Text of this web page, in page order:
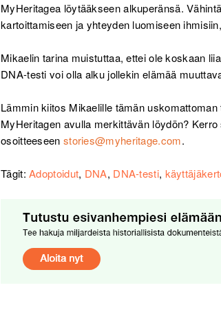
MyHeritagea löytääkseen alkuperänsä.
kartoittamiseen ja yhteyden luomiseen
Mikaelin tarina muistuttaa, ettei ole koskaan
DNA-testi voi olla alku jollekin elämää
Lämmin kiitos Mikaelille tämän
MyHeritagen avulla merkittävän löydön?
osoitteeseen stories@myheritage.com.
Tägit:Adoptoidut, DNA, DNA-testi,